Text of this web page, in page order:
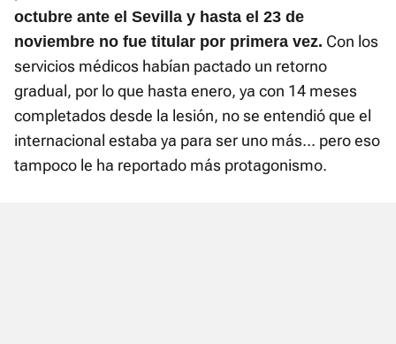
octubre ante el Sevilla y hasta el 23 de
noviembre no fue titular por primera vez. Con los
servicios médicos habían pactado un retorno
gradual, por lo que hasta enero, ya con 14 meses
completados desde la lesión, no se entendió que el
internacional estaba ya para ser uno más... pero eso
tampoco le ha reportado más protagonismo.